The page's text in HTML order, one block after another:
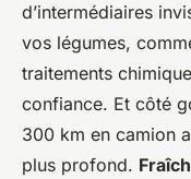
d’intermédiaires
vos légumes,
traitements
confiance. Et côté
300 km en camion
plus profond.